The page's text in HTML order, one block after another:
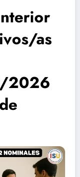
as
2026